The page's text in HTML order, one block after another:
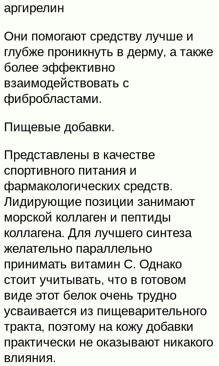
аргирелин
Они помогают средству лучше и
глубже проникнуть в дерму, а также
более эффективно
взаимодействовать с
фибробластами.
Пищевые добавки.
Представлены в качестве
спортивного питания и
фармакологических средств.
Лидирующие позиции занимают
морской коллаген и пептиды
коллагена. Для лучшего синтеза
желательно параллельно
принимать витамин С. Однако
стоит учитывать, что в готовом
виде этот белок очень трудно
усваивается из пищеварительного
тракта, поэтому на кожу добавки
практически не оказывают никакого
влияния.